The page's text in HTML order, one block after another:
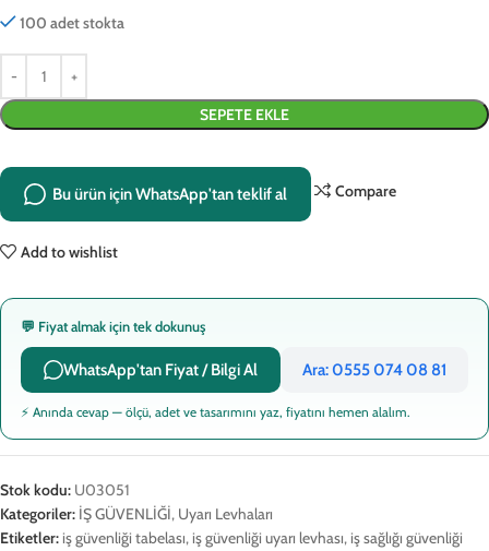
100 adet stokta
SEPETE EKLE
Bu ürün için WhatsApp'tan teklif al Compare
Add to wishlist
💬 Fiyat almak için tek dokunuş
WhatsApp'tan Fiyat / Bilgi Al Ara: 0555 074 08 81
⚡ Anında cevap — ölçü, adet ve tasarımını yaz, fiyatını hemen alalım.
Stok kodu: U03051
Kategoriler: İŞ GÜVENLİĞİ, Uyarı Levhaları
Etiketler: iş güvenliği tabelası, iş güvenliği uyarı levhası, iş sağlığı güvenliği